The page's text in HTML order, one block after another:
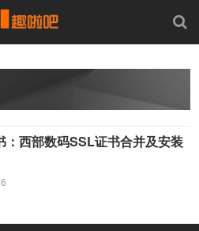
：西部数码SSL证书合并及安装